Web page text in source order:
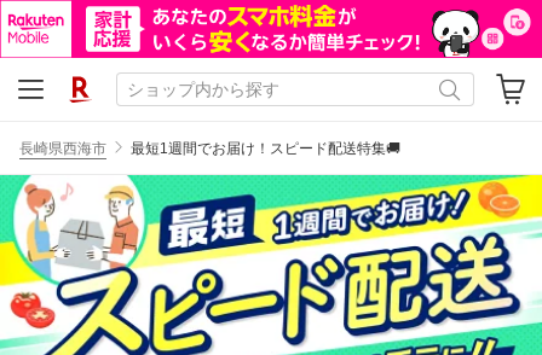
長崎県西海市 最短1週間でお届け！スピード配送特集🚚